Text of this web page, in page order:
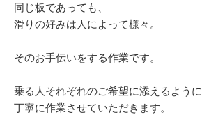
同じ板であっても、
滑りの好みは人によって様々。
そのお手伝いをする作業です。
乗る人それぞれのご希望に添えるように
丁寧に作業させていただきます。